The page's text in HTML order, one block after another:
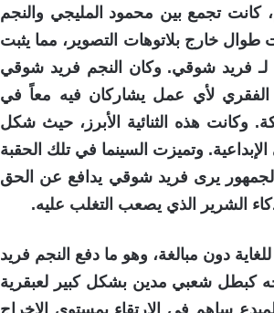
كانت تجمع بين محمود المليجي والنجم
خارج بلاتوهات التصوير، مما يثبت
لـ فريد شوقي. وكان النجم فريد شوقي
الفقري لأي عمل يشاركان فيه معاً في
وكانت هذه الثنائية الأبرز، حيث شكل
وتميزت السينما في تلك الحقبة
الجمهور يرى فريد شوقي يدافع عن الحق
الشرير الذي يصعب التغلب عليه.
دون مبالغة، وهو ما دفع النجم فريد
كبطل شعبي مدين بشكل كبير لعبقرية